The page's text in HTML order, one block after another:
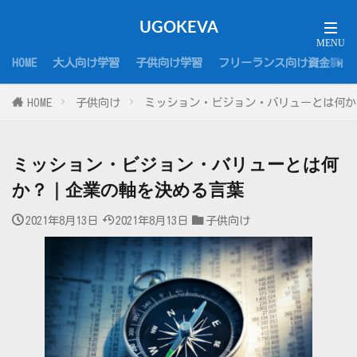
UGOKEVA
HOME 大人向け学習 子供向け学習 フリーランス向け資金調達
HOME 子供向け ミッション・ビジョン・バリューとは何
ミッション・ビジョン・バリューとは何
か？｜企業の軸を決める言葉
2021年8月13日 2021年8月13日 子供向け